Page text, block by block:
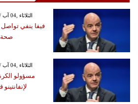
GMT 11:15 2026 الثلاثاء ,04 آب / أغسطس
فيفا ينفي تواصل
صحة
GMT 16:49 2026 الثلاثاء ,04 آب / أغسطس
مسؤولو